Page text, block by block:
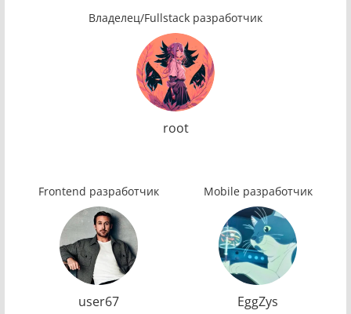
Владелец/Fullstack разработчик
root
Frontend разработчик
user67
Mobile разработчик
EggZys